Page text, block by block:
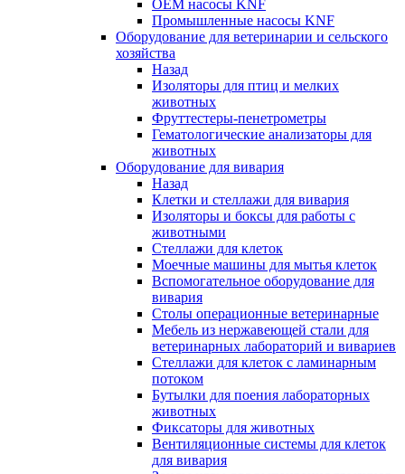
OEM насосы KNF
Промышленные насосы KNF
Оборудование для ветеринарии и сельского
хозяйства
Назад
Изоляторы для птиц и мелких
животных
Фруттестеры-пенетрометры
Гематологические анализаторы для
животных
Оборудование для вивария
Назад
Клетки и стеллажи для вивария
Изоляторы и боксы для работы с
животными
Стеллажи для клеток
Моечные машины для мытья клеток
Вспомогательное оборудование для
вивария
Столы операционные ветеринарные
Мебель из нержавеющей стали для
ветеринарных лабораторий и вивариев
Стеллажи для клеток с ламинарным
потоком
Бутылки для поения лабораторных
животных
Фиксаторы для животных
Вентиляционные системы для клеток
для вивария